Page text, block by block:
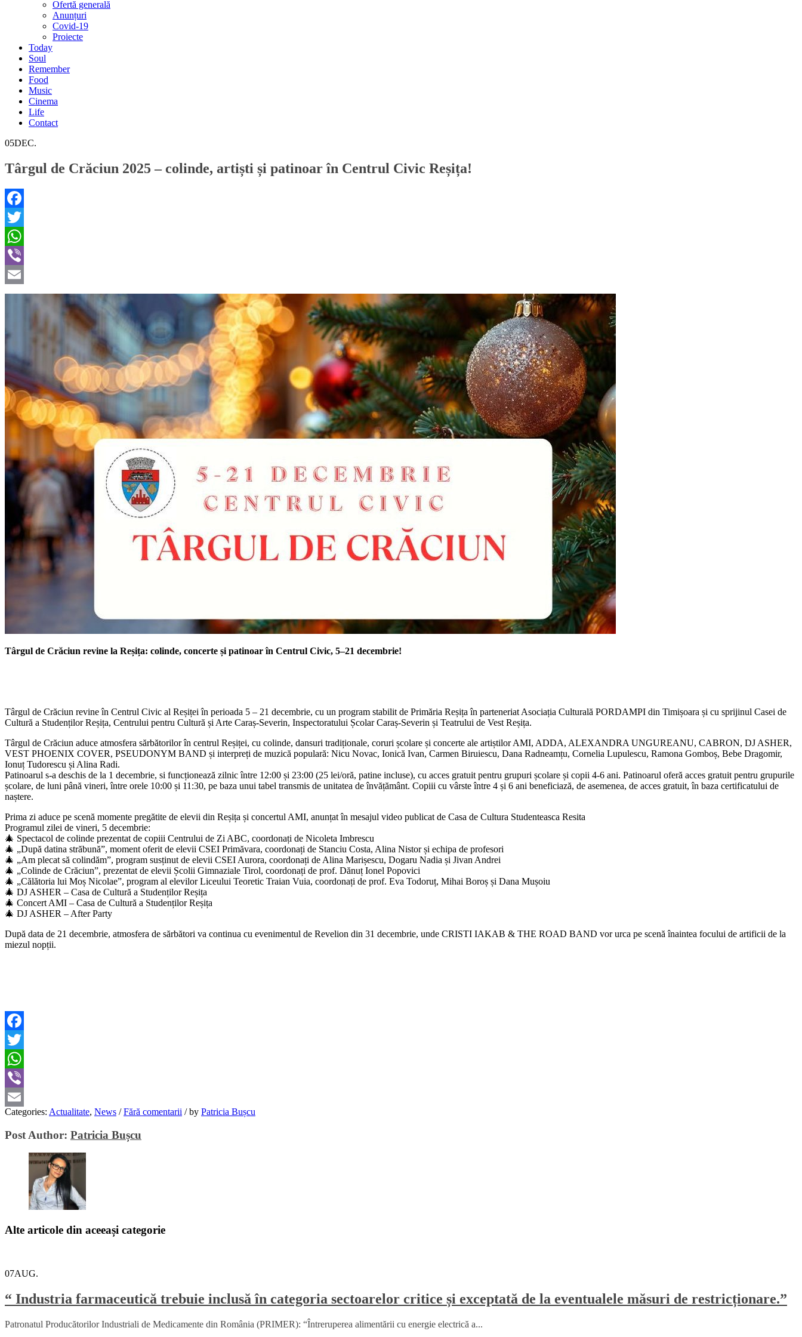
Ofertă generală
Anunțuri
Covid-19
Proiecte
Today
Soul
Remember
Food
Music
Cinema
Life
Contact
05DEC.
Târgul de Crăciun 2025 – colinde, artiști și patinoar în Centrul Civic Reșița!
Facebook
Twitter
WhatsApp
Viber
Email
Târgul de Crăciun revine la Reșița: colinde, concerte și patinoar în Centrul Civic, 5–21 decembrie!
Târgul de Crăciun revine în Centrul Civic al Reșiței în perioada 5 – 21 decembrie, cu un program stabilit de Primăria Reșița în parteneriat Asociația Culturală PORDAMPI din Timișoara și cu sprijinul Casei de
Cultură a Studenților Reșița, Centrului pentru Cultură și Arte Caraș-Severin, Inspectoratului Școlar Caraș-Severin și Teatrului de Vest Reșița.
Târgul de Crăciun aduce atmosfera sărbătorilor în centrul Reșiței, cu colinde, dansuri tradiționale, coruri școlare și concerte ale artiștilor AMI, ADDA, ALEXANDRA UNGUREANU, CABRON, DJ ASHER,
VEST PHOENIX COVER, PSEUDONYM BAND și interpreți de muzică populară: Nicu Novac, Ionică Ivan, Carmen Biruiescu, Dana Radneamțu, Cornelia Lupulescu, Ramona Gomboș, Bebe Dragomir,
Ionuț Tudorescu și Alina Radi.
Patinoarul s-a deschis de la 1 decembrie, si funcționează zilnic între 12:00 și 23:00 (25 lei/oră, patine incluse), cu acces gratuit pentru grupuri școlare și copii 4-6 ani. Patinoarul oferă acces gratuit pentru grupurile
școlare, de luni până vineri, între orele 10:00 și 11:30, pe baza unui tabel transmis de unitatea de învățământ. Copiii cu vârste între 4 și 6 ani beneficiază, de asemenea, de acces gratuit, în baza certificatului de
naștere.
Prima zi aduce pe scenă momente pregătite de elevii din Reșița și concertul AMI, anunțat în mesajul video publicat de Casa de Cultura Studenteasca Resita
Programul zilei de vineri, 5 decembrie:
🎄 Spectacol de colinde prezentat de copiii Centrului de Zi ABC, coordonați de Nicoleta Imbrescu
🎄 „După datina străbună”, moment oferit de elevii CSEI Primăvara, coordonați de Stanciu Costa, Alina Nistor și echipa de profesori
🎄 „Am plecat să colindăm”, program susținut de elevii CSEI Aurora, coordonați de Alina Marișescu, Dogaru Nadia și Jivan Andrei
🎄 „Colinde de Crăciun”, prezentat de elevii Școlii Gimnaziale Tirol, coordonați de prof. Dănuț Ionel Popovici
🎄 „Călătoria lui Moș Nicolae”, program al elevilor Liceului Teoretic Traian Vuia, coordonați de prof. Eva Todoruț, Mihai Boroș și Dana Mușoiu
🎄 DJ ASHER – Casa de Cultură a Studenților Reșița
🎄 Concert AMI – Casa de Cultură a Studenților Reșița
🎄 DJ ASHER – After Party
După data de 21 decembrie, atmosfera de sărbători va continua cu evenimentul de Revelion din 31 decembrie, unde CRISTI IAKAB & THE ROAD BAND vor urca pe scenă înaintea focului de artificii de la
miezul nopții.
Facebook
Twitter
WhatsApp
Viber
Email
Categories: Actualitate, News / Fără comentarii /by Patricia Bușcu
Post Author: Patricia Bușcu
Alte articole din aceeași categorie
07AUG.
“ Industria farmaceutică trebuie inclusă în categoria sectoarelor critice și exceptată de la eventualele măsuri de restricționare.”
Patronatul Producătorilor Industriali de Medicamente din România (PRIMER): “Întreruperea alimentării cu energie electrică a...